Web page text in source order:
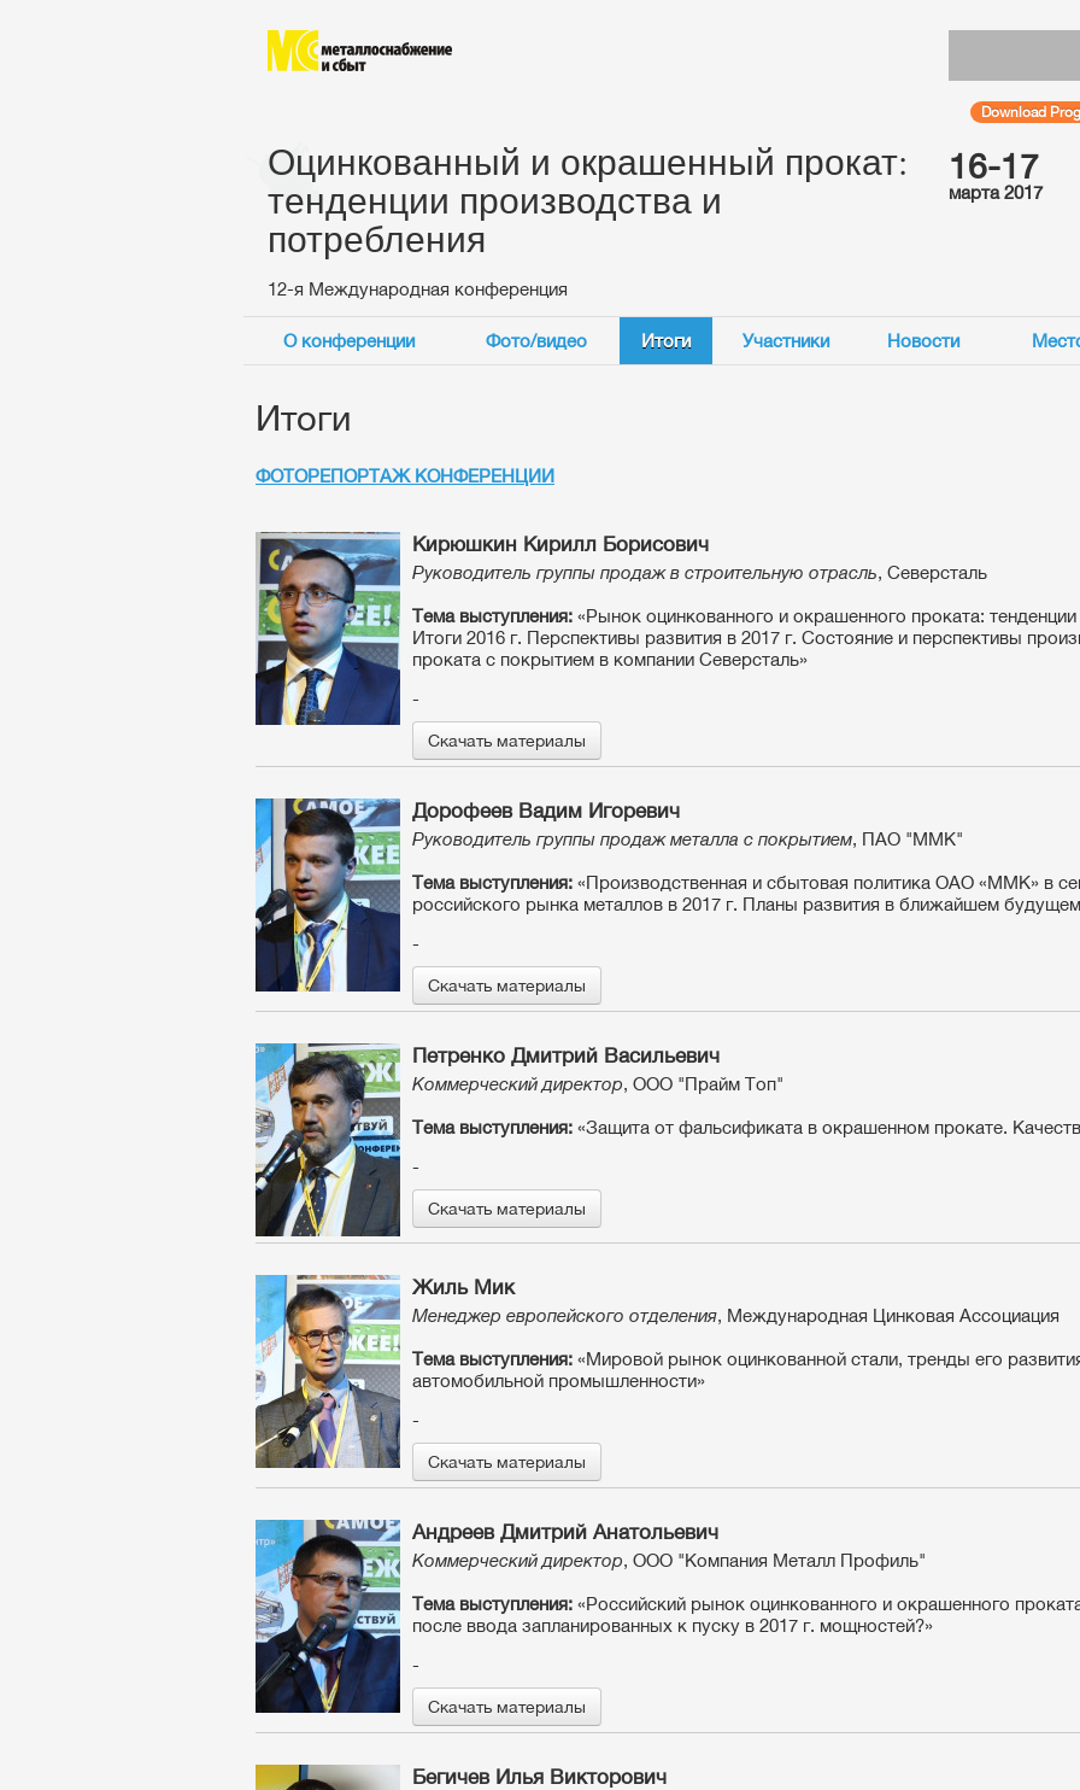
Download
Оцинкованный и окрашенный прокат:
тенденции производства и
потребления
12-я Международная конференция
16-17
марта 2017
О конференции Фото/видео Итоги Участники Новости
Итоги
ФОТОРЕПОРТАЖ КОНФЕРЕНЦИИ
Кирюшкин Кирилл Борисович
Руководитель группы продаж в строительную отрасль, Северсталь
Тема выступления: «Рынок оцинкованного и окрашенного проката:
Итоги 2016 г. Перспективы развития в 2017 г. Состояние и перспективы
проката с покрытием в компании Северсталь»
-
Скачать материалы
Дорофеев Вадим Игоревич
Руководитель группы продаж металла с покрытием, ПАО "ММК"
Тема выступления: «Производственная и сбытовая политика ОАО «ММК» в
российского рынка металлов в 2017 г. Планы развития в ближайшем
-
Скачать материалы
Петренко Дмитрий Васильевич
Коммерческий директор, ООО "Прайм Топ"
Тема выступления: «Защита от фальсификата в окрашенном прокате.
-
Скачать материалы
Жиль Мик
Менеджер европейского отделения, Международная Цинковая Ассоциация
Тема выступления: «Мировой рынок оцинкованной стали, тренды его
автомобильной промышленности»
-
Скачать материалы
Андреев Дмитрий Анатольевич
Коммерческий директор, ООО "Компания Металл Профиль"
Тема выступления: «Российский рынок оцинкованного и окрашенного
после ввода запланированных к пуску в 2017 г. мощностей?»
-
Скачать материалы
Бегичев Илья Викторович